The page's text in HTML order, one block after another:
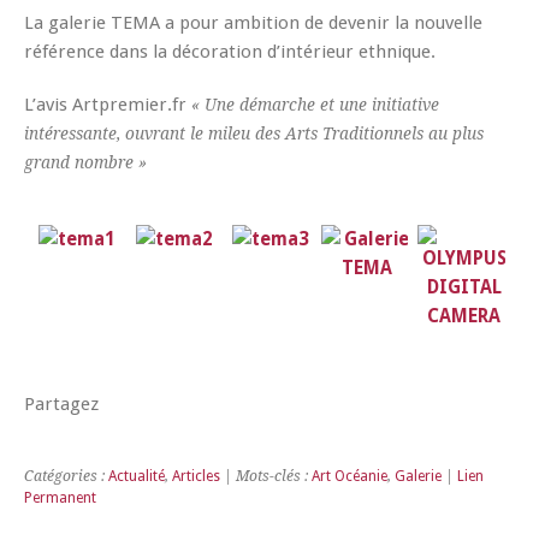
La galerie TEMA a pour ambition de devenir la nouvelle
référence dans la décoration d’intérieur ethnique.
L’avis Artpremier.fr « Une démarche et une initiative
intéressante, ouvrant le mileu des Arts Traditionnels au plus
grand nombre »
Partagez
Catégories : Actualité, Articles | Mots-clés : Art Océanie, Galerie
Lien
Permanent